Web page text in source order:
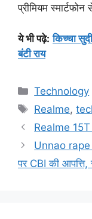
प्रीमियम
ये भी पढ़े: किच्चा
बंटी राय
Categories
Technology
Tags
Realme,
Realme 15T
Unnao rape
पर CBI की आपत्ति,